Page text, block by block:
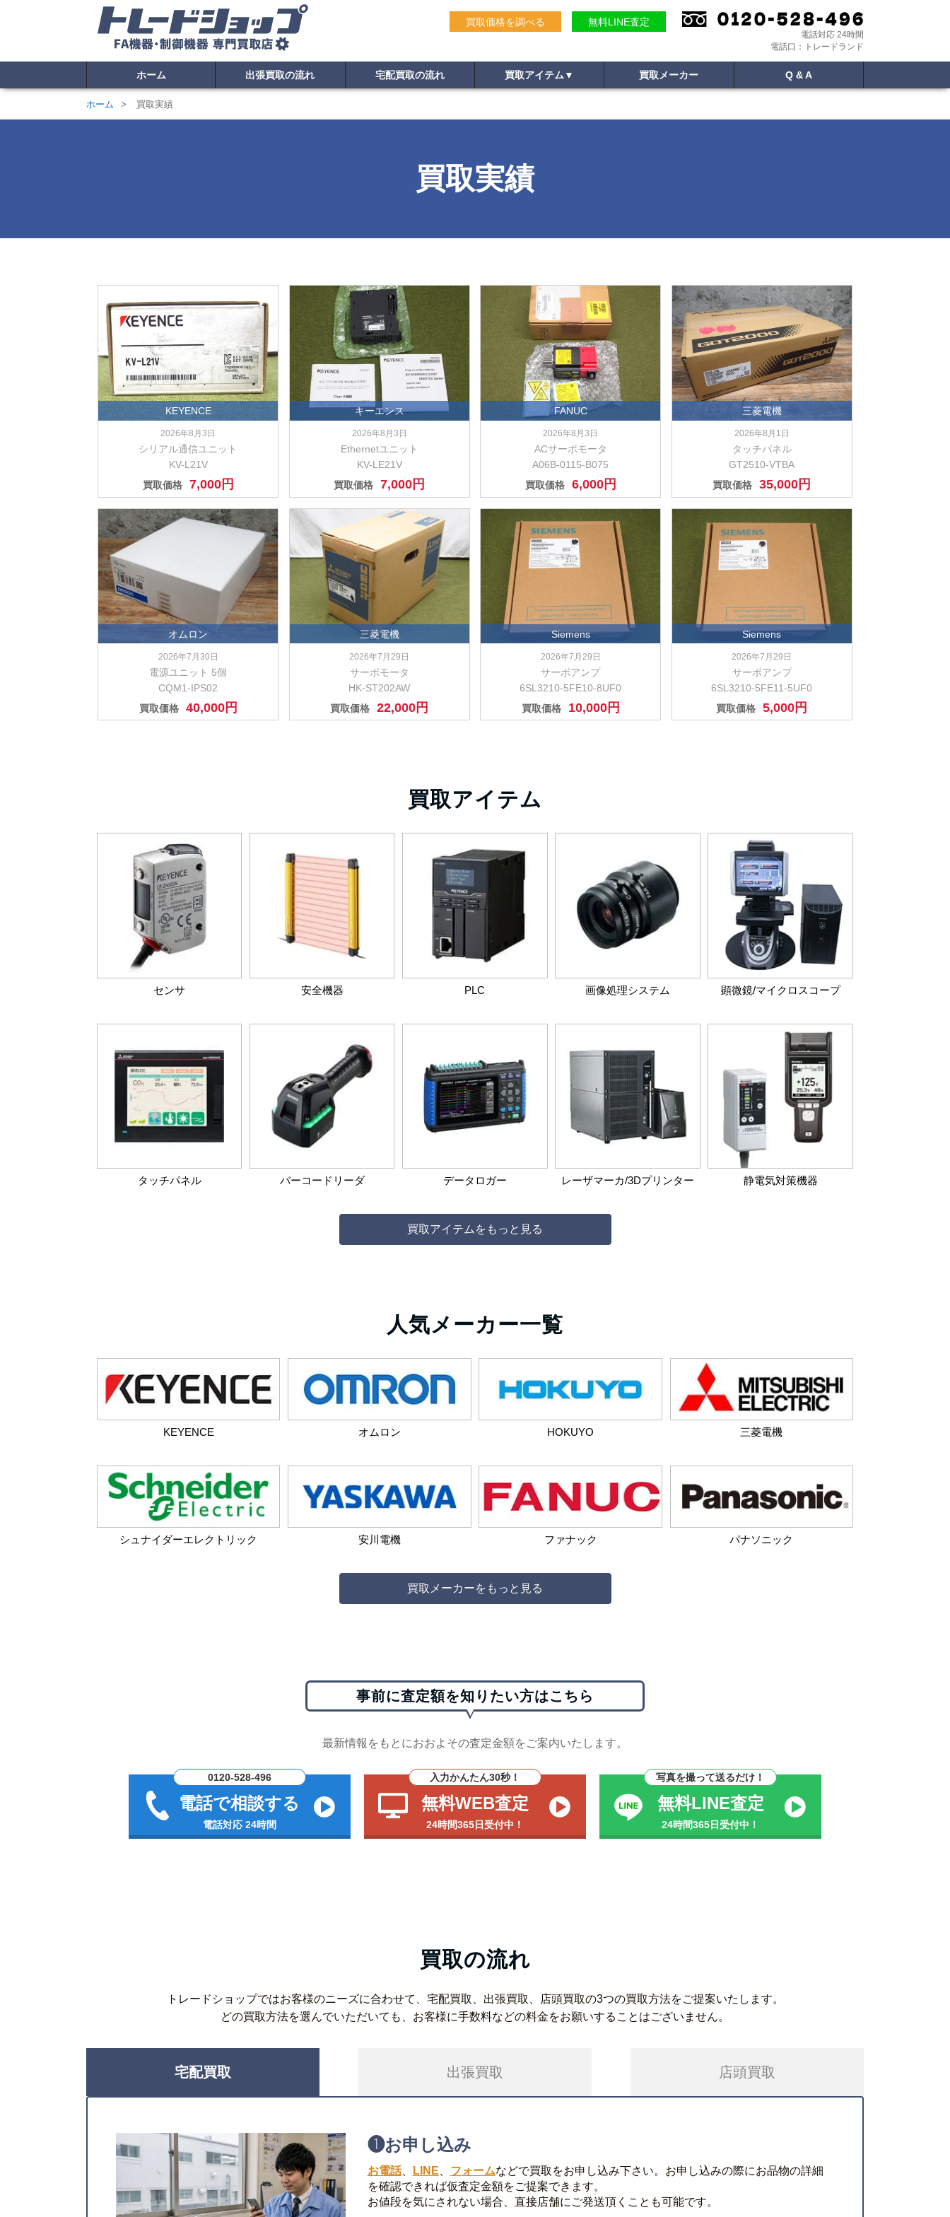
買取価格を調べる 無料LINE査定
電話対応 24時間
電話口：トレードランド
ホーム 出張買取の流れ 宅配買取の流れ 買取アイテム ▼ 買取メーカー Q & A
ホーム 買取実績
買取実績
KEYENCE
2026年8月3日
シリアル通信ユニット
KV-L21V
買取価格
7,000円
キーエンス
2026年8月3日
Ethernetユニット
KV-LE21V
買取価格
7,000円
FANUC
2026年8月3日
ACサーボモータ
A06B-0115-B075
買取価格
6,000円
三菱電機
2026年8月1日
タッチパネル
GT2510-VTBA
買取価格
35,000円
オムロン
2026年7月30日
電源ユニット 5個
CQM1-IPS02
買取価格
40,000円
三菱電機
2026年7月29日
サーボモータ
HK-ST202AW
買取価格
22,000円
Siemens
2026年7月29日
サーボアンプ
6SL3210-5FE10-8UF0
買取価格
10,000円
Siemens
2026年7月29日
サーボアンプ
6SL3210-5FE11-5UF0
買取価格
5,000円
買取アイテム
センサ 安全機器 PLC 画像処理システム 顕微鏡/マイクロスコープ
タッチパネル バーコードリーダ データロガー レーザマーカ/3Dプリンター 静電気対策機器
買取アイテムをもっと見る
人気メーカー一覧
KEYENCE オムロン HOKUYO 三菱電機
シュナイダーエレクトリック 安川電機 ファナック パナソニック
買取メーカーをもっと見る
事前に査定額を知りたい方はこちら
最新情報をもとにおおよその査定金額をご案内いたします。
0120-528-496
電話で相談する
電話対応 24時間
入力かんたん30秒！
無料WEB査定
24時間365日受付中！
写真を撮って送るだけ！
無料LINE査定
24時間365日受付中！
買取の流れ
トレードショップではお客様のニーズに合わせて、宅配買取、出張買取、店頭買取の3つの買取方法をご提案いたします。
どの買取方法を選んでいただいても、お客様に手数料などの料金をお願いすることはございません。
宅配買取 出張買取 店頭買取
❶お申し込み
お電話、 LINE フォームなどで買取をお申し込み下さい。お申し込みの際にお品物の詳細
を確認できれば仮査定金額をご提案できます。
お値段を気にされない場合、直接店舗にご発送頂くことも可能です。